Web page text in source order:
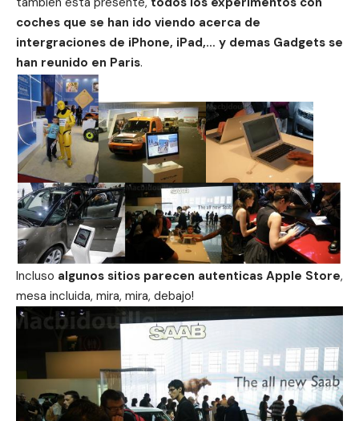
coches que se han ido viendo acerca de
intergraciones de iPhone, iPad,… y demas Gadgets se
han reunido en Paris.
Incluso algunos sitios parecen autenticas Apple Store,
mesa incluida, mira, mira, debajo!